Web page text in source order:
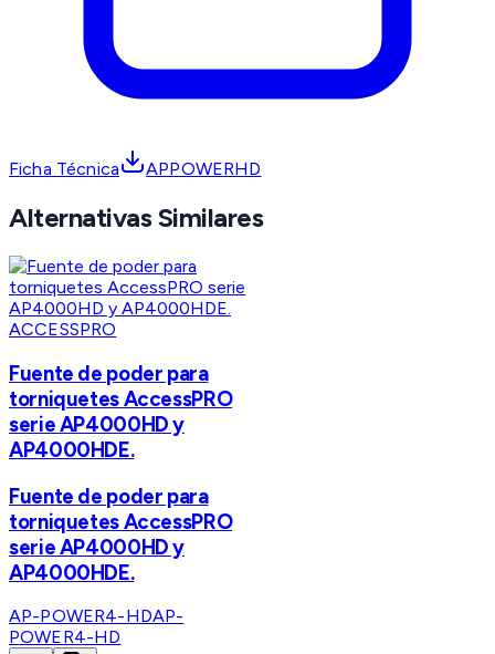
Ficha Técnica APPOWERHD
Alternativas Similares
ACCESSPRO
Fuente de poder para
torniquetes AccessPRO
serie AP4000HD y
AP4000HDE.
Fuente de poder para
torniquetes AccessPRO
serie AP4000HD y
AP4000HDE.
AP-POWER4-HDAP-
POWER4-HD